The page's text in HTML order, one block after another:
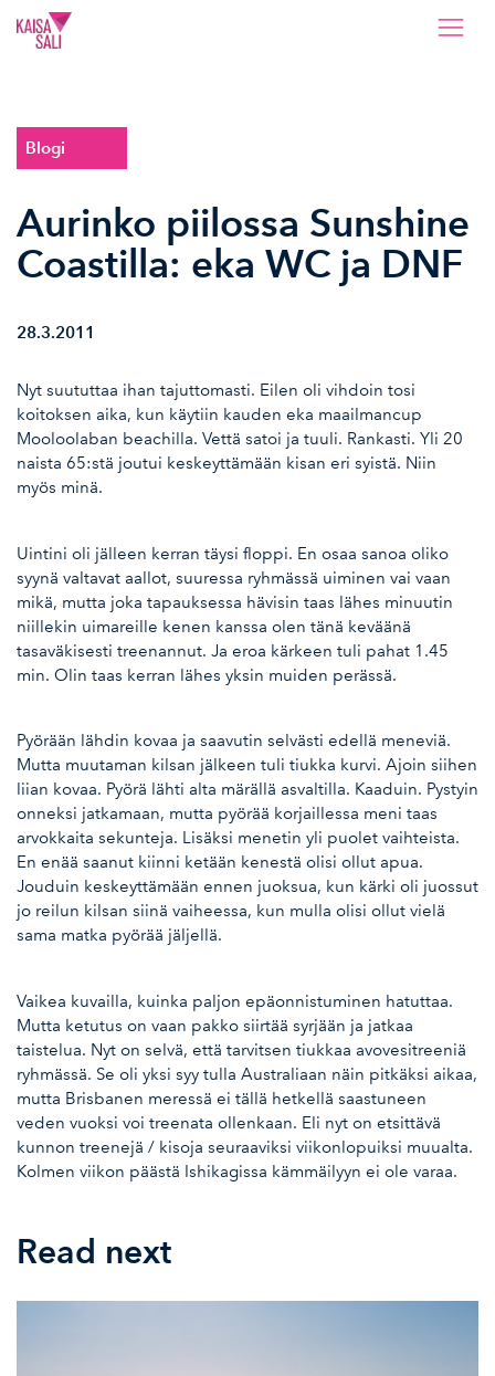
Kaisa Sali
Blogi
Aurinko piilossa Sunshine
Coastilla: eka WC ja DNF
28.3.2011
Nyt suututtaa ihan tajuttomasti. Eilen oli vihdoin tosi
koitoksen aika, kun käytiin kauden eka maailmancup
Mooloolaban beachilla. Vettä satoi ja tuuli. Rankasti. Yli 20
naista 65:stä joutui keskeyttämään kisan eri syistä. Niin
myös minä.
Uintini oli jälleen kerran täysi floppi. En osaa sanoa oliko
syynä valtavat aallot, suuressa ryhmässä uiminen vai vaan
mikä, mutta joka tapauksessa hävisin taas lähes minuutin
niillekin uimareille kenen kanssa olen tänä keväänä
tasaväkisesti treenannut. Ja eroa kärkeen tuli pahat 1.45
min. Olin taas kerran lähes yksin muiden perässä.
Pyörään lähdin kovaa ja saavutin selvästi edellä meneviä.
Mutta muutaman kilsan jälkeen tuli tiukka kurvi. Ajoin siihen
liian kovaa. Pyörä lähti alta märällä asvaltilla. Kaaduin. Pystyin
onneksi jatkamaan, mutta pyörää korjaillessa meni taas
arvokkaita sekunteja. Lisäksi menetin yli puolet vaihteista.
En enää saanut kiinni ketään kenestä olisi ollut apua.
Jouduin keskeyttämään ennen juoksua, kun kärki oli juossut
jo reilun kilsan siinä vaiheessa, kun mulla olisi ollut vielä
sama matka pyörää jäljellä.
Vaikea kuvailla, kuinka paljon epäonnistuminen hatuttaa.
Mutta ketutus on vaan pakko siirtää syrjään ja jatkaa
taistelua. Nyt on selvä, että tarvitsen tiukkaa avovesitreeniä
ryhmässä. Se oli yksi syy tulla Australiaan näin pitkäksi aikaa,
mutta Brisbanen meressä ei tällä hetkellä saastuneen
veden vuoksi voi treenata ollenkaan. Eli nyt on etsittävä
kunnon treenejä / kisoja seuraaviksi viikonlopuiksi muualta.
Kolmen viikon päästä Ishikagissa kämmäilyyn ei ole varaa.
Read next